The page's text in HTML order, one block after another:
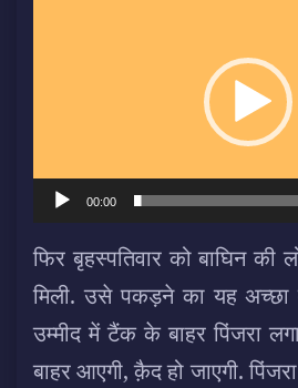
00:00
फिर बृहस्पतिवार को बाघिन
मिली. उसे पकड़ने का यह अच्छा
उम्मीद में टैंक के बाहर पिंजरा
बाहर आएगी, क़ैद हो जाएगी.